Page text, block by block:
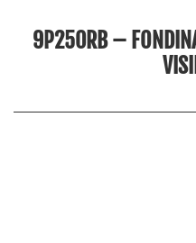
9P250RB –